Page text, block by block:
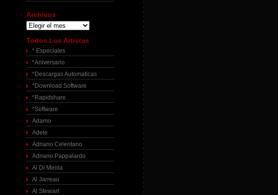
Archivos
Archivos
Todos Los Artistas
* Especiales
*Aniversario
*Descargas Automaticas
*Download Software
*Rapidshare
*Software
Adamo
Adele
Adriano Celentano
Adriano Pappalardo
Al Di Meola
Al Jarreau
Al Stewart